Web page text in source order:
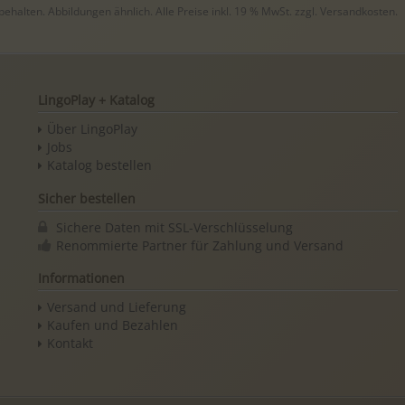
Abbildungen ähnlich. Alle Preise inkl. 19 % MwSt. zzgl. Versandkosten.
LingoPlay + Katalog
Über LingoPlay
Jobs
Katalog bestellen
Sicher bestellen
Sichere Daten mit SSL-Verschlüsselung
Renommierte Partner für Zahlung und Versand
Informationen
Versand und Lieferung
Kaufen und Bezahlen
Kontakt